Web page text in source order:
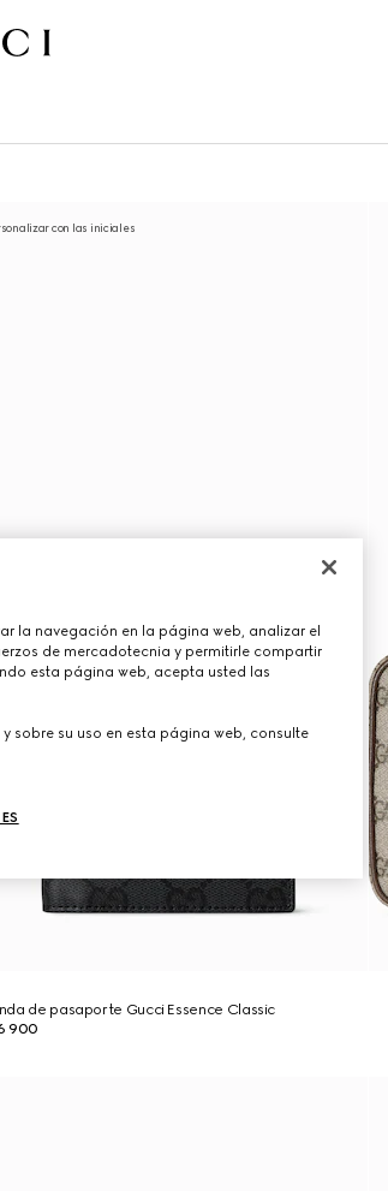
con las iniciales
de pasaporte Gucci Essence Classic
900
la navegación en la página web, analizar el
de mercadotecnia y permitirle compartir
esta página web, acepta usted las
sobre su uso en esta página web, consulte